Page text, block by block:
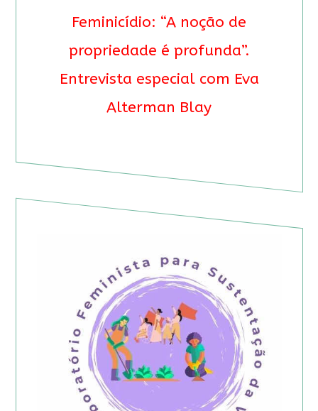
Feminicídio: “A noção de
propriedade é profunda”.
Entrevista especial com Eva
Alterman Blay